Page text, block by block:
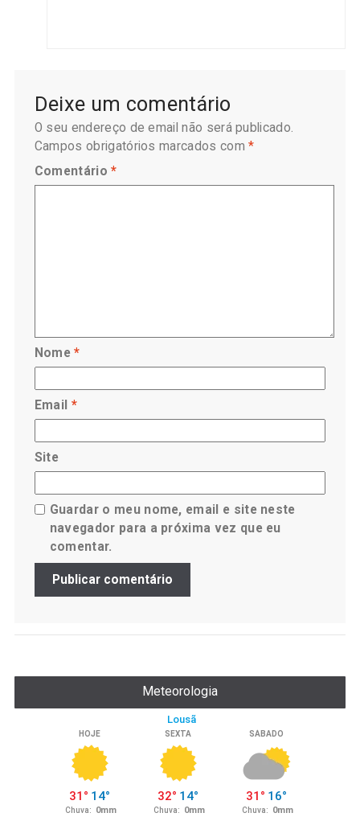
Deixe um comentário
O seu endereço de email não será publicado.
Campos obrigatórios marcados com*
Comentário*
Nome*
Email *
Site
Guardar o meu nome, email e site neste
navegador para a próxima vez que eu
comentar.
Meteorologia